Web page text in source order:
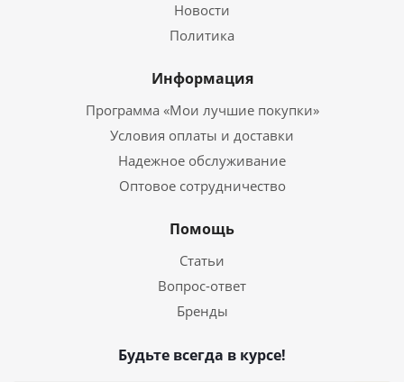
Новости
Политика
Информация
Программа «Мои лучшие покупки»
Условия оплаты и доставки
Надежное обслуживание
Оптовое сотрудничество
Помощь
Статьи
Вопрос-ответ
Бренды
Будьте всегда в курсе!